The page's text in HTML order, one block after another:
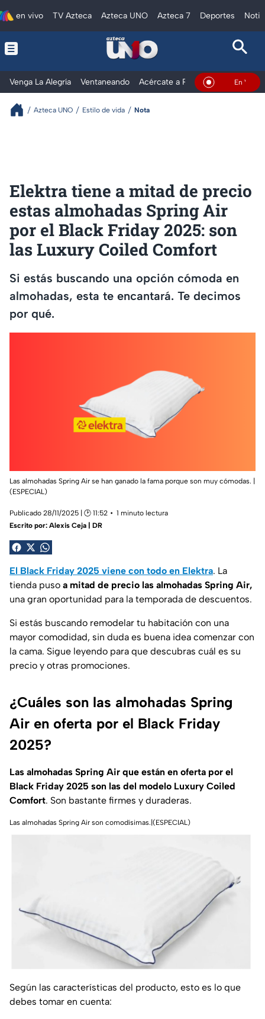
en vivo TV Azteca Azteca UNO Azteca 7 Deportes
Venga La Alegría Ventaneando Acércate a Rocío Al Extremo
En Vivo
Azteca UNO Estilo de vida Nota
Elektra tiene a mitad de precio
estas almohadas Spring Air
por el Black Friday 2025: son
las Luxury Coiled Comfort
Si estás buscando una opción cómoda en
almohadas, esta te encantará. Te decimos
por qué.
Las almohadas Spring Air se han ganado la fama porque son muy cómodas. |
(ESPECIAL)
Publicado 28/11/2025 | 🕑 11:52
1 minuto lectura
Escrito por: Alexis Ceja | DR
El Black Friday 2025 viene con todo en Elektra. La
tienda puso a mitad de precio las almohadas Spring Air,
una gran oportunidad para la temporada de descuentos.
Si estás buscando remodelar tu habitación con una
mayor comodidad, sin duda es buena idea comenzar con
la cama. Sigue leyendo para que descubras cuál es su
precio y otras promociones.
¿Cuáles son las almohadas Spring
Air en oferta por el Black Friday
2025?
Las almohadas Spring Air que están en oferta por el
Black Friday 2025 son las del modelo Luxury Coiled
Comfort. Son bastante firmes y duraderas.
Las almohadas Spring Air son comodísimas.|(ESPECIAL)
Según las características del producto, esto es lo que
debes tomar en cuenta: